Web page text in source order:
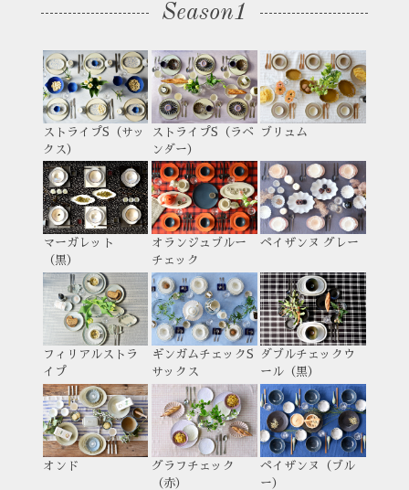
Season1
ストライプS（サッ
クス）
ストライプS（ラベ
ンダー）
ブリュム
マーガレット
（黒）
オランジュブルー
チェック
ペイザンヌ グレー
フィリアルストラ
イプ
ギンガムチェックS
サックス
ダブルチェックウ
ール（黒）
オンド
グラフチェック
（赤）
ペイザンヌ（ブル
ー）